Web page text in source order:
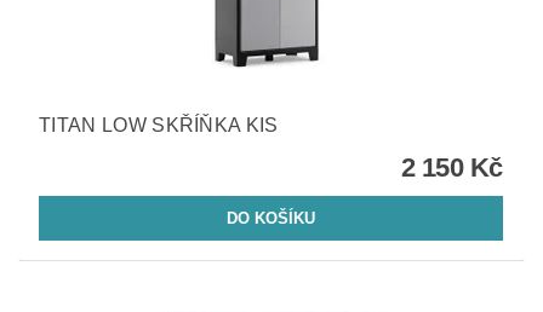
TITAN LOW SKŘÍŇKA KIS
2 150 Kč